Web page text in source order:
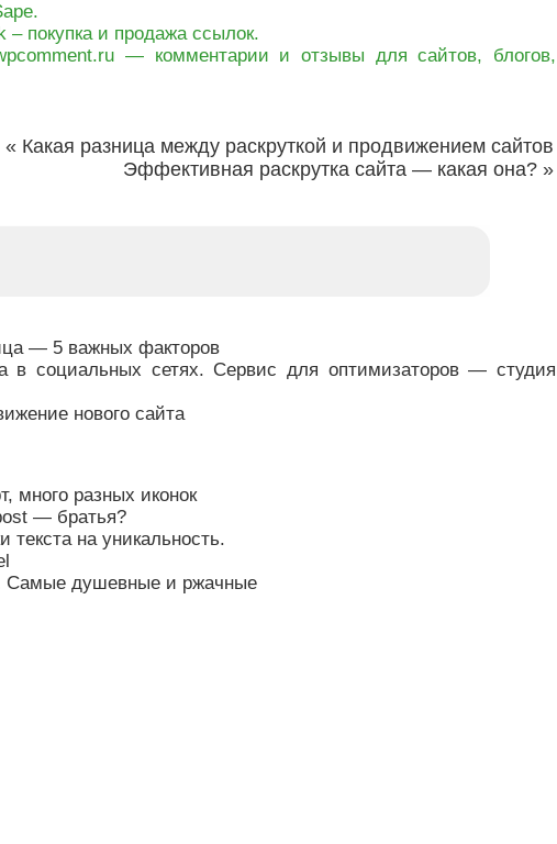
– покупка и продажа ссылок.
— комментарии и отзывы для сайтов, блогов,
« Какая разница между раскруткой и продвижением сайтов
Эффективная раскрутка сайта — какая она? »
— 5 важных факторов
в социальных сетях. Сервис для оптимизаторов — студия
нового сайта
много разных иконок
— братья?
текста на уникальность.
Самые душевные и ржачные